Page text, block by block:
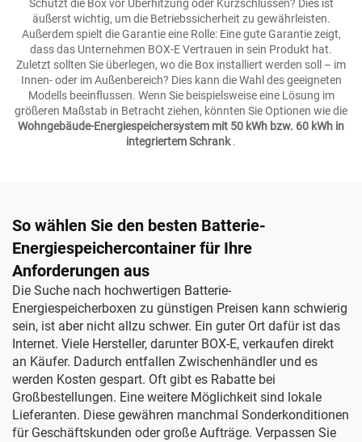
Schützt die Box vor Überhitzung oder Kurzschlüssen? Dies ist
äußerst wichtig, um die Betriebssicherheit zu gewährleisten.
Außerdem spielt die Garantie eine Rolle: Eine gute Garantie zeigt,
dass das Unternehmen BOX-E Vertrauen in sein Produkt hat.
Zuletzt sollten Sie überlegen, wo die Box installiert werden soll – im
Innen- oder im Außenbereich? Dies kann die Wahl des geeigneten
Modells beeinflussen. Wenn Sie beispielsweise eine Lösung im
größeren Maßstab in Betracht ziehen, könnten Sie Optionen wie die
Wohngebäude-Energiespeichersystem mit 50 kWh bzw. 60 kWh in
integriertem Schrank.
So wählen Sie den besten Batterie-
Energiespeichercontainer für Ihre
Anforderungen aus
Die Suche nach hochwertigen Batterie-
Energiespeicherboxen zu günstigen Preisen kann schwierig
sein, ist aber nicht allzu schwer. Ein guter Ort dafür ist das
Internet. Viele Hersteller, darunter BOX-E, verkaufen direkt
an Käufer. Dadurch entfallen Zwischenhändler und es
werden Kosten gespart. Oft gibt es Rabatte bei
Großbestellungen. Eine weitere Möglichkeit sind lokale
Lieferanten. Diese gewähren manchmal Sonderkonditionen
für Geschäftskunden oder große Aufträge. Verpassen Sie